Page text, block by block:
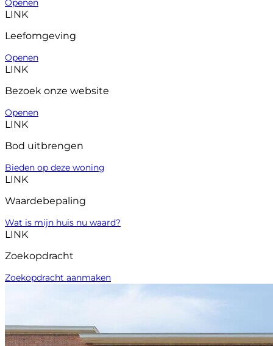
Openen
LINK
Leefomgeving
Openen
LINK
Bezoek onze website
Openen
LINK
Bod uitbrengen
Bieden op deze woning
LINK
Waardebepaling
Wat is mijn huis nu waard?
LINK
Zoekopdracht
Zoekopdracht aanmaken